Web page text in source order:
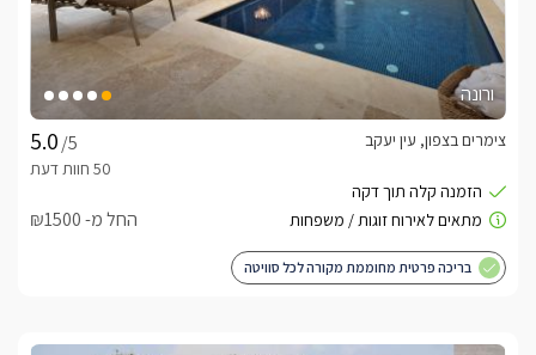
ורונה
/5
צימרים בצפון, עין יעקב
החל מ- ₪1500
בריכה פרטית מחוממת מקורה לכל סוויטה